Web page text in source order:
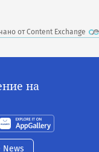
от Content Exchange
на
News